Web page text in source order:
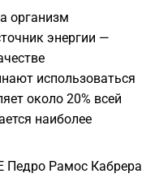
организм
энергии —
использоваться
около 20% всей
наиболее
Педро Рамос Кабрера